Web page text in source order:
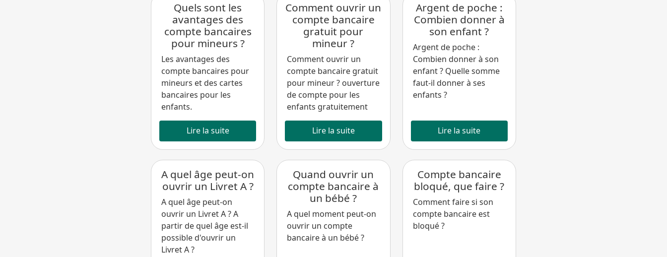
Quels sont les
avantages des
compte bancaires
pour mineurs ?
Les avantages des
compte bancaires pour
mineurs et des cartes
bancaires pour les
enfants.
Lire la suite
Comment ouvrir un
compte bancaire
gratuit pour
mineur ?
Comment ouvrir un
compte bancaire gratuit
pour mineur ? ouverture
de compte pour les
enfants gratuitement
Lire la suite
Argent de poche :
Combien donner à
son enfant ?
Argent de poche :
Combien donner à son
enfant ? Quelle somme
faut-il donner à ses
enfants ?
Lire la suite
A quel âge peut-on
ouvrir un Livret A ?
A quel âge peut-on
ouvrir un Livret A ? A
partir de quel âge est-il
possible d'ouvrir un
Livret A ?
Quand ouvrir un
compte bancaire à
un bébé ?
A quel moment peut-on
ouvrir un compte
bancaire à un bébé ?
Compte bancaire
bloqué, que faire ?
Comment faire si son
compte bancaire est
bloqué ?